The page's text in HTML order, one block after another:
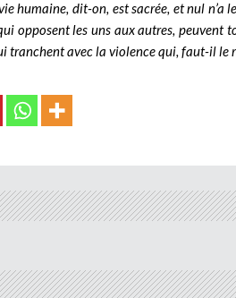
humaine, dit-on, est sacrée, et nul n’a
opposent les uns aux autres, peuvent
tranchent avec la violence qui, faut-il le